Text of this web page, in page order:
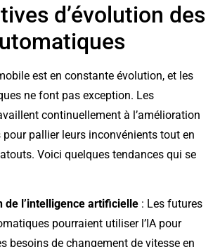
d’évolution des
est en constante évolution, et les
ne font pas exception. Les
continuellement à l’amélioration
pour pallier leurs inconvénients tout en
Voici quelques tendances qui se
de l’intelligence artificielle : Les futures
pourraient utiliser l’IA pour
besoins de changement de vitesse en